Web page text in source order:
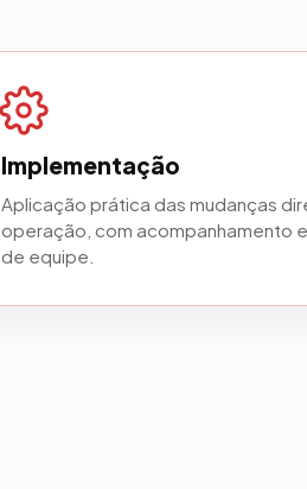
Implementação
Aplicação prática das mudanças
operação, com acompanhamento
de equipe.